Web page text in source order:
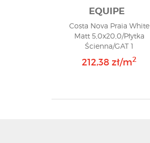
EQUIPE
Costa Nova Praia White
Matt 5,0x20,0/Płytka
Ścienna/GAT 1
212,38 zł/m2